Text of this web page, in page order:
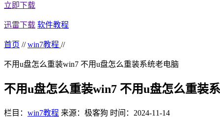
立即下载
迅雷下载 软件教程
首页 // win7教程 //
不用u盘怎么重装win7 不用u盘怎么重装系统老电脑
不用u盘怎么重装win7 不用u盘怎么重装
栏目： win7教程 来源：极客狗 时间：2024-11-14